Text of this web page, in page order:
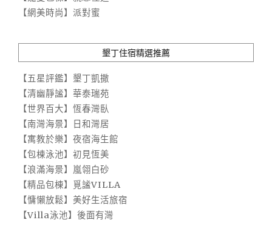
【網美時尚】派對蜜
墾丁住宿精選推薦
【五星評鑑】墾丁凱撒
【清幽靜謐】華泰瑞苑
【世界百大】恆春灣臥
【南灣海景】日和灣居
【寓教於樂】夜宿海生館
【包棟泳池】初見恆美
【浪滿海景】嵐翎白砂
【精品包棟】覓謐VILLA
【慵懶放鬆】美好生活旅宿
【Villa泳池】後面有灣